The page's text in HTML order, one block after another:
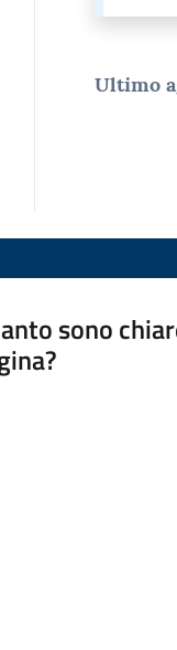
Ultimo
sono